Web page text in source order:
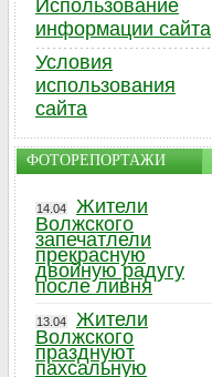
Использование
информации сайта
Условия
использования
сайта
ФОТОРЕПОРТАЖИ
14.04
Жители
Волжского
запечатлели
прекрасную
двойную радугу
после ливня
13.04
Жители
Волжского
празднуют
пахсальную